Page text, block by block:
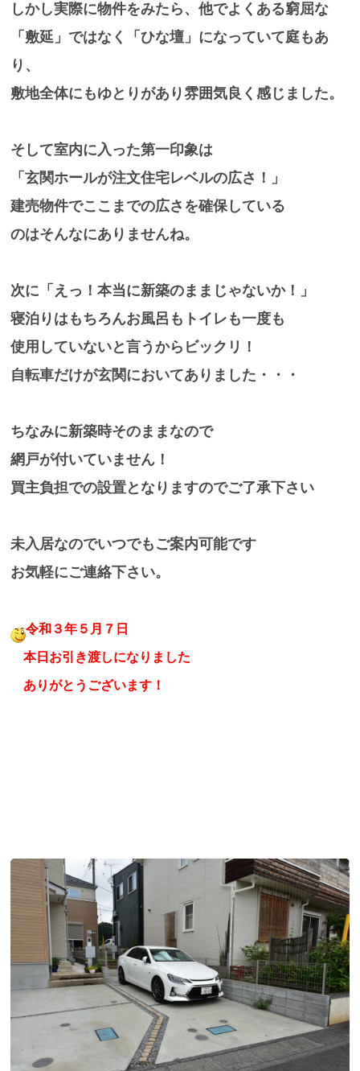
しかし実際に物件をみたら、他でよくある窮屈な
「敷延」ではなく「ひな壇」になっていて庭もあ
り、
敷地全体にもゆとりがあり雰囲気良く感じました。
そして室内に入った第一印象は
「玄関ホールが注文住宅レベルの広さ！」
建売物件でここまでの広さを確保している
のはそんなにありませんね。
次に「えっ！本当に新築のままじゃないか！」
寝泊りはもちろんお風呂もトイレも一度も
使用していないと言うからビックリ！
自転車だけが玄関においてありました・・・
ちなみに新築時そのままなので
網戸が付いていません！
買主負担での設置となりますのでご了承下さい
未入居なのでいつでもご案内可能です
お気軽にご連絡下さい。
令和３年５月７日
本日お引き渡しになりました
ありがとうございます！